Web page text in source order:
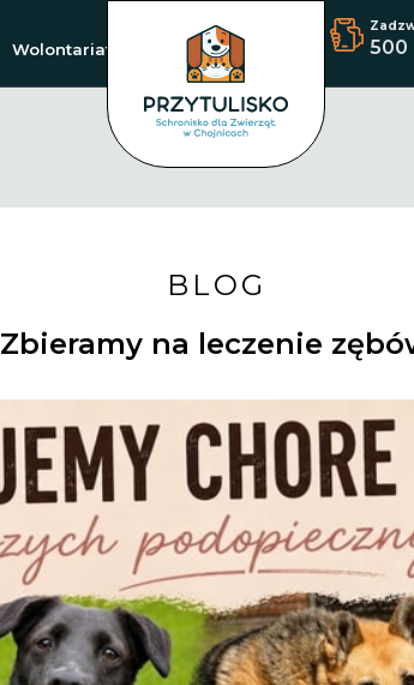
Wolontariat 500
BLOG
Zbieramy na leczenie